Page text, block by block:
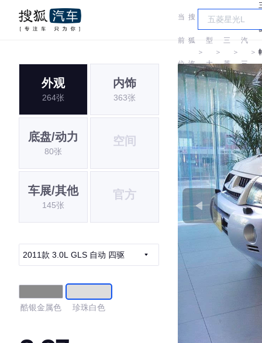
当
前
位
置:
搜
狐
汽
＞
车
型
大
全
＞
三
菱
＞
广
汽
三
菱
＞
外观
264张
内饰
363张
底盘/动力
80张
空间
车展/其他
145张
官方
2011款 3.0L GLS 自动 四驱
酷银金属色 珍珠白色